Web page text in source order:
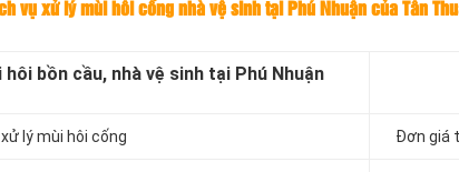
vụ xử lý mùi hôi cống nhà vệ sinh tại Phú Nhuận của Tân
bồn cầu, nhà vệ sinh tại Phú Nhuận
lý mùi hôi cống Đơn giá